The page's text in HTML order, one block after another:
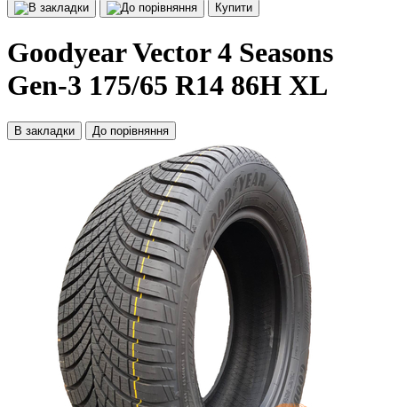
Купити
Goodyear Vector 4 Seasons
Gen-3 175/65 R14 86H XL
В закладки До порівняння